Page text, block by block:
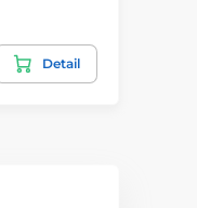
Detail